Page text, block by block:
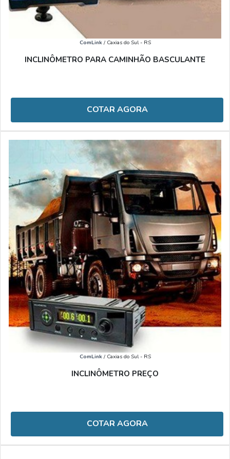
ComLink/ Caxias do Sul - RS
INCLINÔMETRO PARA CAMINHÃO BASCULANTE
COTAR AGORA
ComLink/ Caxias do Sul - RS
INCLINÔMETRO PREÇO
COTAR AGORA